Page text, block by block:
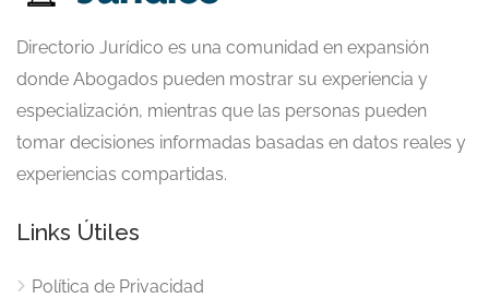
Directorio Jurídico es una comunidad en expansión
donde Abogados pueden mostrar su experiencia y
especialización, mientras que las personas pueden
tomar decisiones informadas basadas en datos reales y
experiencias compartidas.
Links Útiles
Política de Privacidad